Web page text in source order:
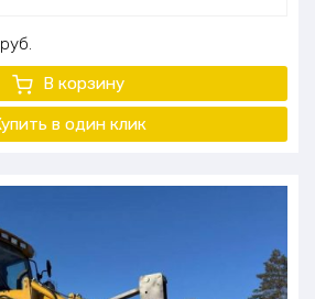
руб.
В корзину
в один клик